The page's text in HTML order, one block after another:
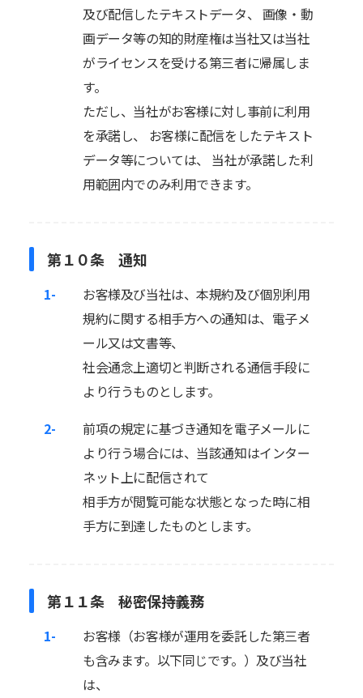
及び配信したテキストデータ、 画像・動
画データ等の知的財産権は当社又は当社
がライセンスを受ける第三者に帰属しま
す。
ただし、当社がお客様に対し事前に利用
を承諾し、 お客様に配信をしたテキスト
データ等については、 当社が承諾した利
用範囲内でのみ利用できます。
第１０条 通知
1-
お客様及び当社は、本規約及び個別利用
規約に関する相手方への通知は、電子メ
ール又は文書等、
社会通念上適切と判断される通信手段に
より行うものとします。
2-
前項の規定に基づき通知を電子メールに
より行う場合には、当該通知はインター
ネット上に配信されて
相手方が閲覧可能な状態となった時に相
手方に到達したものとします。
第１１条 秘密保持義務
1-
お客様（お客様が運用を委託した第三者
も含みます。以下同じです。）及び当社
は、